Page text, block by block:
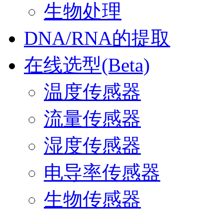
生物处理
DNA/RNA的提取
在线选型(Beta)
温度传感器
流量传感器
湿度传感器
电导率传感器
生物传感器